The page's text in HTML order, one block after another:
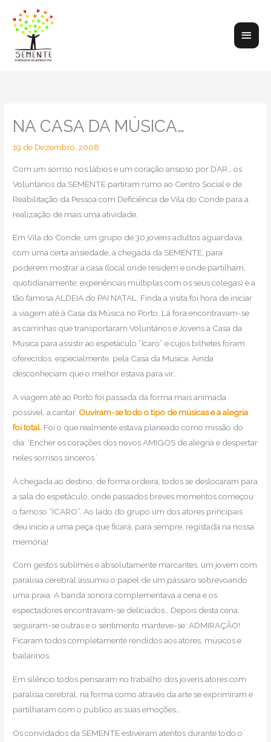
content
Main
NA CASA DA MÚSICA…
19 de Dezembro, 2008
Com um sorriso nos lábios e um coração ansioso por DAR… os
Voluntários da SEMENTE partiram rumo ao Centro Social e de
Reabilitação da Pessoa com Deficiência de Vila do Conde para a
realização de mais uma atividade.
Em Vila do Conde, um grupo de 30 jovens adultos aguardava,
com uma certa ansiedade, a chegada da SEMENTE, para
poderem mostrar a casa (local onde residem e onde partilham,
quotidianamente, experiências múltiplas com os seus colegas) e a
tão famosa ALDEIA do PAI NATAL. Finda a visita foi hora de iniciar
a viagem até à Casa da Música no Porto. Lá fora encontravam-se
as carrinhas que transportaram Voluntários e Jovens à Casa da
Música para assistir ao espetáculo “Ícaro” e cujos bilhetes foram
oferecidos, especialmente, pela Casa da Musica. Ainda
desconheciam que o melhor estava para vir…
A viagem até ao Porto foi passada da forma mais animada
possível, a cantar. Ouviram-se todo o tipo de músicas e a alegria
foi total. Foi o que realmente estava planeado como missão do
dia: ‘Encher os corações dos novos AMIGOS de alegria e despertar
neles sorrisos sinceros.’
À chegada ao destino, de forma ordeira, todos se deslocaram para
a sala do espetáculo, onde passados breves momentos começou
o famoso “ÍCARO”. Ao lado do grupo um dos atores principais
deu início a uma peça que ficará, para sempre, registada na nossa
memória!
Com gestos sublimes e absolutamente marcantes, um jovem com
paralisia cerebral assumiu o papel de um pássaro sobrevoando
uma praia. A banda sonora complementava a cena e os
espectadores encontravam-se deliciados… Depois desta cena,
seguiram-se outras e o sentimento manteve-se: ADMIRAÇÃO!
Ficaram todos completamente rendidos aos atores, músicos e
bailarinos.
Em silêncio todos pensaram no trabalho dos jovens atores com
paralisia cerebral, na forma como através da arte se exprimiram e
partilharam com o público as suas emoções…
Os convidados da SEMENTE estiveram atentos durante todo o